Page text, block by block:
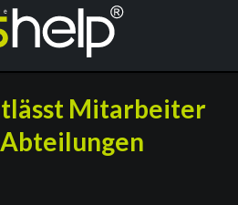
Mitarbeiter